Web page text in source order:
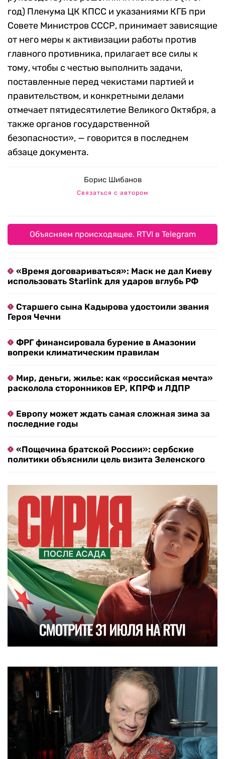
год) Пленума ЦК КПСС и указаниями КГБ при
Совете Министров СССР, принимает зависящие
от него меры к активизации работы против
главного противника, прилагает все силы к
тому, чтобы с честью выполнить задачи,
поставленные перед чекистами партией и
правительством, и конкретными делами
отмечает пятидесятилетие Великого Октября, а
также органов государственной
безопасности», — говорится в последнем
абзаце документа.
Борис Шибанов
Связаться с автором
Объясняем происходящее. RTVI в Telegram
«Время договариваться»: Маск не дал Киеву
использовать Starlink для ударов вглубь РФ
Старшего сына Кадырова удостоили звания
Героя Чечни
ФРГ финансировала бурение в Амазонии
вопреки климатическим правилам
Мир, деньги, жилье: как «российская мечта»
расколола сторонников ЕР, КПРФ и ЛДПР
Европу может ждать самая сложная зима за
последние годы
«Пощечина братской России»: сербские
политики объяснили цель визита Зеленского